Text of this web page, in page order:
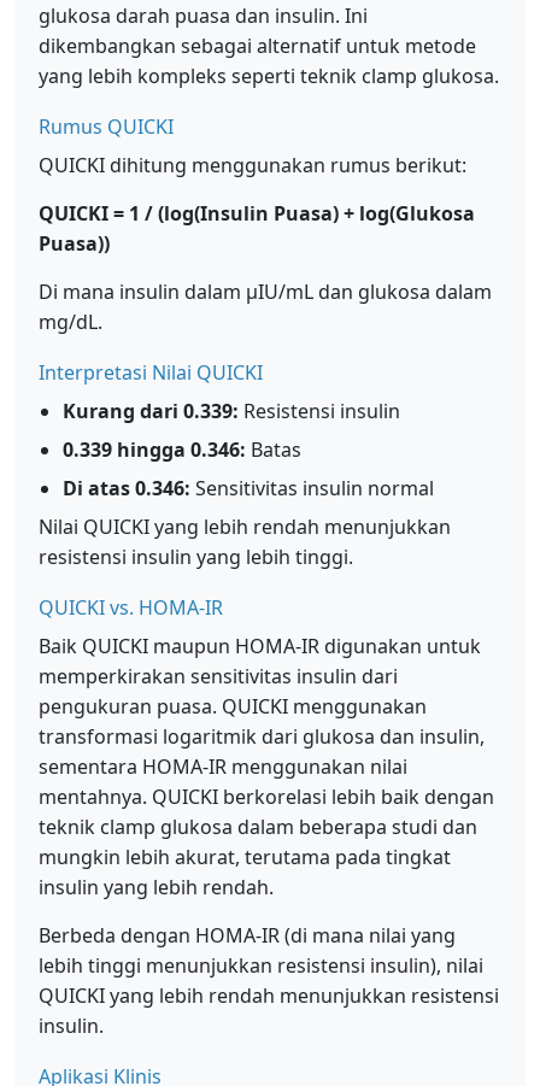
glukosa darah puasa dan insulin. Ini
dikembangkan sebagai alternatif untuk metode
yang lebih kompleks seperti teknik clamp glukosa.
Rumus QUICKI
QUICKI dihitung menggunakan rumus berikut:
QUICKI = 1 / (log(Insulin Puasa) + log(Glukosa
Puasa))
Di mana insulin dalam μIU/mL dan glukosa dalam
mg/dL.
Interpretasi Nilai QUICKI
Kurang dari 0.339: Resistensi insulin
0.339 hingga 0.346: Batas
Di atas 0.346: Sensitivitas insulin normal
Nilai QUICKI yang lebih rendah menunjukkan
resistensi insulin yang lebih tinggi.
QUICKI vs. HOMA-IR
Baik QUICKI maupun HOMA-IR digunakan untuk
memperkirakan sensitivitas insulin dari
pengukuran puasa. QUICKI menggunakan
transformasi logaritmik dari glukosa dan insulin,
sementara HOMA-IR menggunakan nilai
mentahnya. QUICKI berkorelasi lebih baik dengan
teknik clamp glukosa dalam beberapa studi dan
mungkin lebih akurat, terutama pada tingkat
insulin yang lebih rendah.
Berbeda dengan HOMA-IR (di mana nilai yang
lebih tinggi menunjukkan resistensi insulin), nilai
QUICKI yang lebih rendah menunjukkan resistensi
insulin.
Aplikasi Klinis